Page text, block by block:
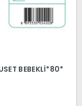
BEBEKLİ*80*